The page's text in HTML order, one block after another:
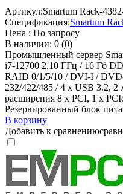
Артикул:Smartum Rack-
Спецификация:Smartum
Цена : По запросу
В наличии: 0 (0)
Промышленный сервер
i7-12700 2.10 ГГц / 16 Гб
RAID 0/1/5/10 / DVI-I /
232/422/485 / 4 x USB 3.2,
расширения 8 x PCI, 1 x
Резервированный блок
В корзину
Добавить к сравнению